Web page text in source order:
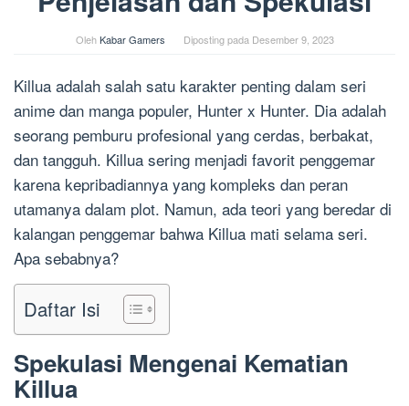
OlehKabar Gamers Diposting pada Desember 9, 2023
Killua adalah salah satu karakter penting dalam seri
anime dan manga populer, Hunter x Hunter. Dia adalah
seorang pemburu profesional yang cerdas, berbakat,
dan tangguh. Killua sering menjadi favorit penggemar
karena kepribadiannya yang kompleks dan peran
utamanya dalam plot. Namun, ada teori yang beredar di
kalangan penggemar bahwa Killua mati selama seri.
Apa sebabnya?
Daftar Isi
Spekulasi Mengenai Kematian
Killua